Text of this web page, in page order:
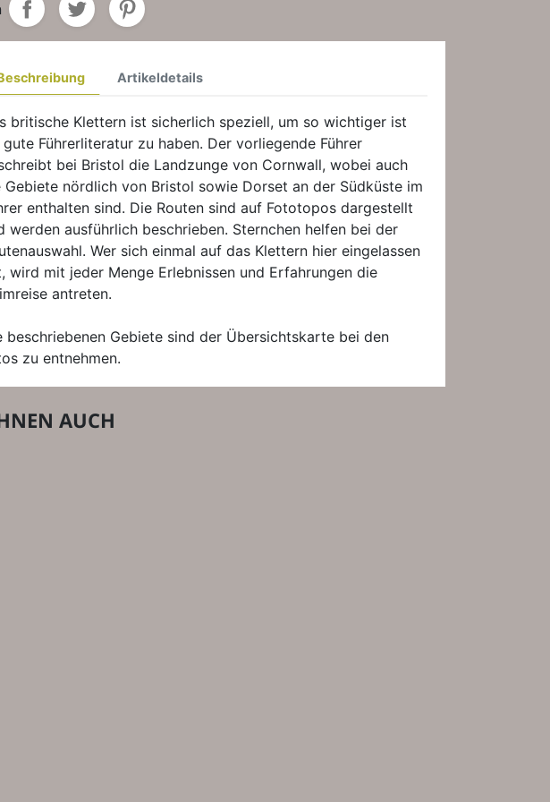
Artikeldetails
britische Klettern ist sicherlich speziell, um so wichtiger ist
gute Führerliteratur zu haben. Der vorliegende Führer
bei Bristol die Landzunge von Cornwall, wobei auch
Gebiete nördlich von Bristol sowie Dorset an der Südküste im
enthalten sind. Die Routen sind auf Fototopos dargestellt
werden ausführlich beschrieben. Sternchen helfen bei der
Wer sich einmal auf das Klettern hier eingelassen
wird mit jeder Menge Erlebnissen und Erfahrungen die
antreten.
beschriebenen Gebiete sind der Übersichtskarte bei den
zu entnehmen.
AUCH